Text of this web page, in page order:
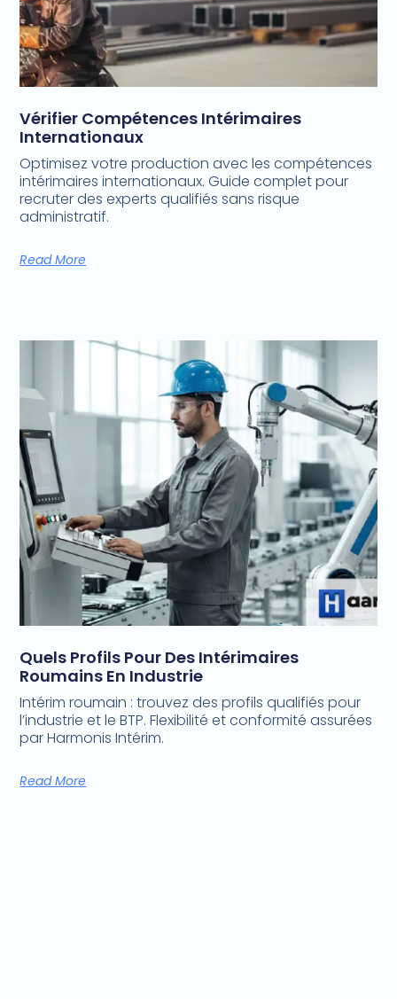
Vérifier Compétences Intérimaires
Internationaux
Optimisez votre production avec les compétences
intérimaires internationaux. Guide complet pour
recruter des experts qualifiés sans risque
administratif.
Read More
Quels Profils Pour Des Intérimaires
Roumains En Industrie
Intérim roumain : trouvez des profils qualifiés pour
l’industrie et le BTP. Flexibilité et conformité assurées
par Harmonis Intérim.
Read More